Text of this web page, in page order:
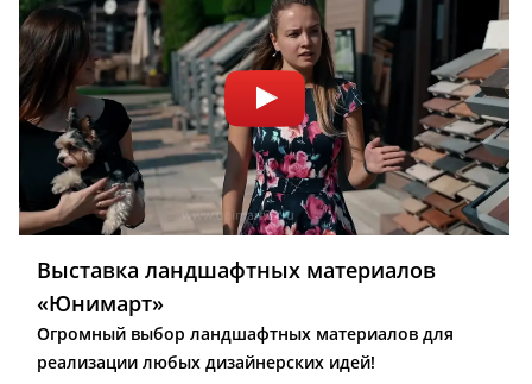
Выставка ландшафтных материалов
«Юнимарт»
Огромный выбор ландшафтных материалов для
реализации любых дизайнерских идей!